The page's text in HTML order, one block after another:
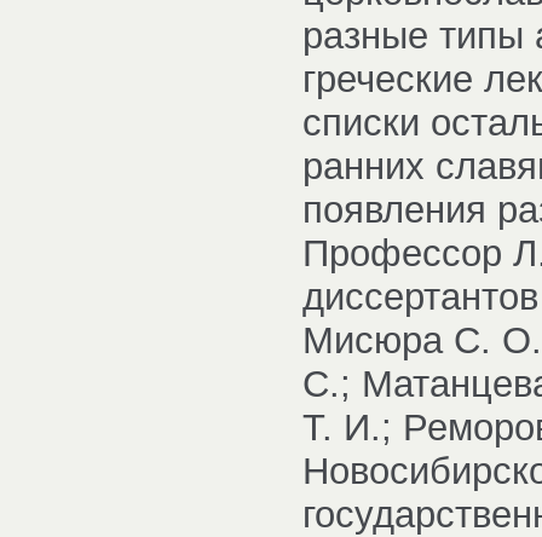
разные типы
греческие
списки
ранних
появления
Профессор
Мисюра С.
С.;
Т. И.;